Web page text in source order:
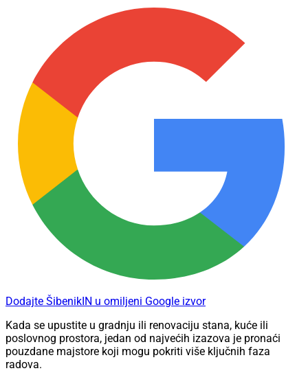
Dodajte ŠibenikIN u omiljeni Google izvor
Kada se upustite u gradnju ili renovaciju stana, kuće ili
poslovnog prostora, jedan od najvećih izazova je pronaći
pouzdane majstore koji mogu pokriti više ključnih faza
radova.